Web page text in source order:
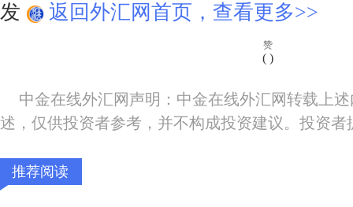
发
返回外汇网首页，查看更多>>
赞
( )
中金在线外汇网声明：中金在线外汇网转载上
述，仅供投资者参考，并不构成投资建议。投资
推荐阅读